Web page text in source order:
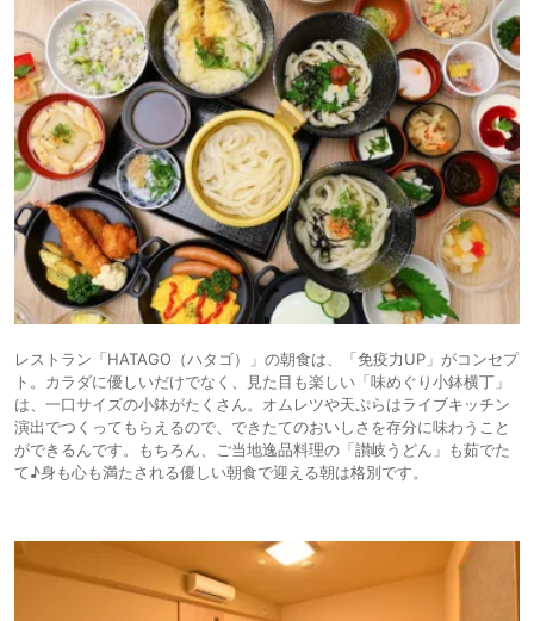
レストラン「HATAGO（ハタゴ）」の朝食は、「免疫力UP」がコンセプ
ト。カラダに優しいだけでなく、見た目も楽しい「味めぐり小鉢横丁」
は、一口サイズの小鉢がたくさん。オムレツや天ぷらはライブキッチン
演出でつくってもらえるので、できたてのおいしさを存分に味わうこと
ができるんです。もちろん、ご当地逸品料理の「讃岐うどん」も茹でた
て♪身も心も満たされる優しい朝食で迎える朝は格別です。